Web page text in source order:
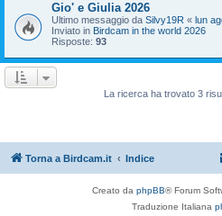
Gio' e Giulia 2026
Ultimo messaggio da Silvy19R « lun
Inviato in Birdcam in the world 2026
Risposte: 93
La ricerca ha trovato 3
Torna a Birdcam.it Indice
Creato da phpBB® Forum
Traduzione Italiana